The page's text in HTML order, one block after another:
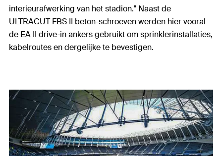
interieurafwerking van het stadion." Naast de
ULTRACUT FBS II beton-schroeven werden hier vooral
de EA II drive-in ankers gebruikt om sprinklerinstallaties,
kabelroutes en dergelijke te bevestigen.